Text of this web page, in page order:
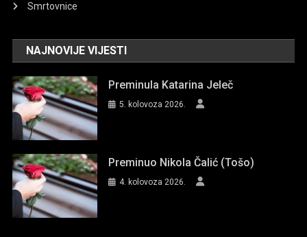
Smrtovnice
NAJNOVIJE VIJESTI
Preminula Katarina Jeleč
5. kolovoza 2026.
Preminuo Nikola Čalić (Tošo)
4. kolovoza 2026.